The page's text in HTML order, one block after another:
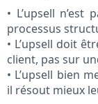
• L’upsell
processus
• L’upsell doit
client, pas sur
• L’upsell bien
il résout mieux